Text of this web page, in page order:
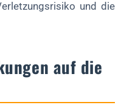
und die
auf die